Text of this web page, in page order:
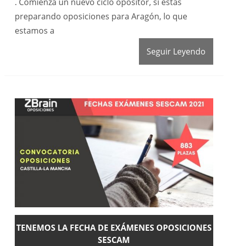
. Comienza un nuevo ciclo opositor, si estas
preparando oposiciones para Aragón, lo que
estamos a
Seguir Leyendo
TENEMOS LA FECHA DE EXÁMENES OPOSICIONES
SESCAM